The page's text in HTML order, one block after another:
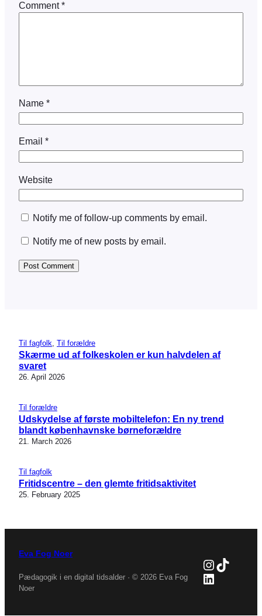
Comment*
Name *
Email *
Website
Notify me of follow-up comments by email.
Notify me of new posts by email.
Til fagfolk, Til forældre
Skærme ud af folkeskolen er kun halvdelen af
svaret
26. April 2026
Til forældre
Udskydelse af første mobiltelefon: En ny trend
blandt københavnske børneforældre
21. March 2026
Til fagfolk
Fritidscentre – den glemte fritidsaktivitet
25. February 2025
Eva Fog Noer
Pædagogik i en digital tidsalder · © 2026 Eva Fog
Noer
TikTok
LinkedIn